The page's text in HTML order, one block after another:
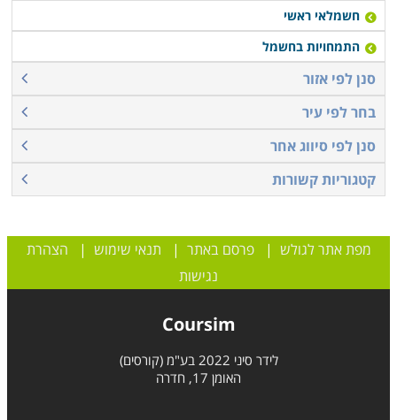
חשמלאי ראשי
התמחויות בחשמל
סנן לפי אזור
בחר לפי עיר
סנן לפי סיווג אחר
קטגוריות קשורות
מפת אתר לגולש |פרסם באתר | תנאי שימוש | הצהרת
נגישות
Coursim
לידר סיני 2022 בע"מ (קורסים)
האומן 17, חדרה